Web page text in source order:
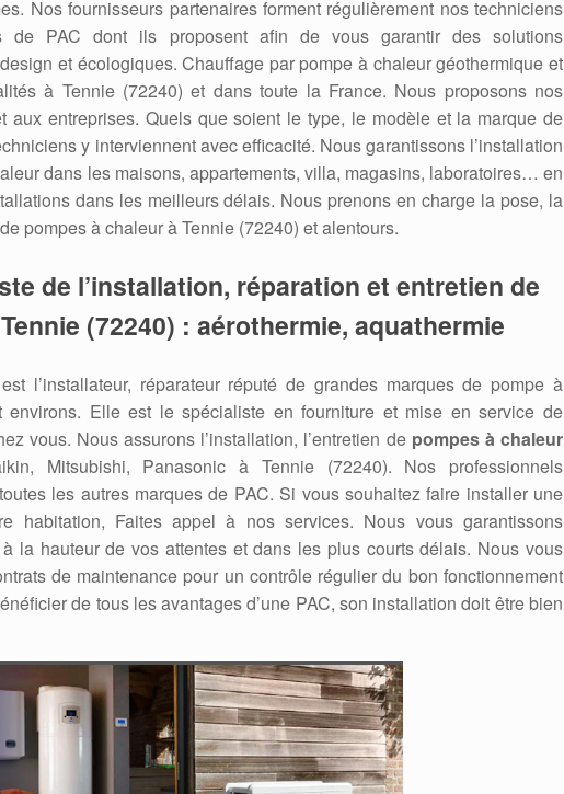
Nos fournisseurs partenaires forment régulièrement nos techniciens
de PAC dont ils proposent afin de vous garantir des solutions
et écologiques. Chauffage par pompe à chaleur géothermique et
à Tennie (72240) et dans toute la France. Nous proposons nos
aux entreprises. Quels que soient le type, le modèle et la marque de
y interviennent avec efficacité. Nous garantissons l’installation
dans les maisons, appartements, villa, magasins, laboratoires… en
dans les meilleurs délais. Nous prenons en charge la pose, la
pompes à chaleur à Tennie (72240) et alentours.
de l’installation, réparation et entretien de
(72240) : aérothermie, aquathermie
l’installateur, réparateur réputé de grandes marques de pompe à
environs. Elle est le spécialiste en fourniture et mise en service de
vous. Nous assurons l’installation, l’entretien de pompes à chaleur
Mitsubishi, Panasonic à Tennie (72240). Nos professionnels
les autres marques de PAC. Si vous souhaitez faire installer une
habitation, Faites appel à nos services. Nous vous garantissons
la hauteur de vos attentes et dans les plus courts délais. Nous vous
de maintenance pour un contrôle régulier du bon fonctionnement
de tous les avantages d’une PAC, son installation doit être bien